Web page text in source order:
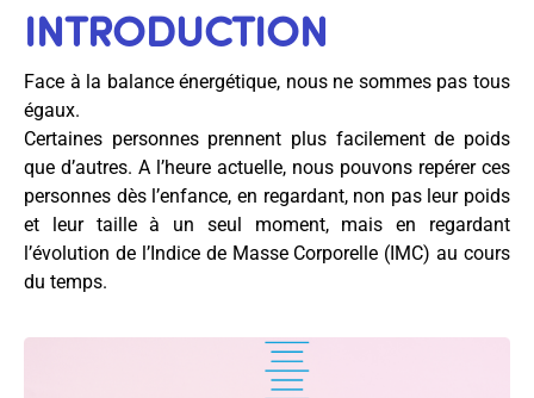
INTRODUCTION
Face à la balance énergétique, nous ne sommes pas tous
égaux.
Certaines personnes prennent plus facilement de poids
que d’autres. A l’heure actuelle, nous pouvons repérer ces
personnes dès l’enfance, en regardant, non pas leur poids
et leur taille à un seul moment, mais en regardant
l’évolution de l’Indice de Masse Corporelle (IMC) au cours
du temps.